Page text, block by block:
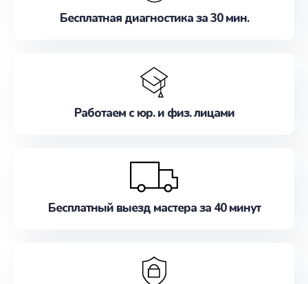
Бесплатная диагностика за 30 мин.
Работаем с юр. и физ. лицами
Бесплатный выезд мастера за 40 минут